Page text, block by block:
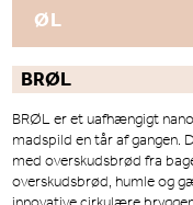
ØL
BRØL
BRØLer et uafhængigt
madspild en tår af
med overskudsbrød fra
overskudsbrød, humle og